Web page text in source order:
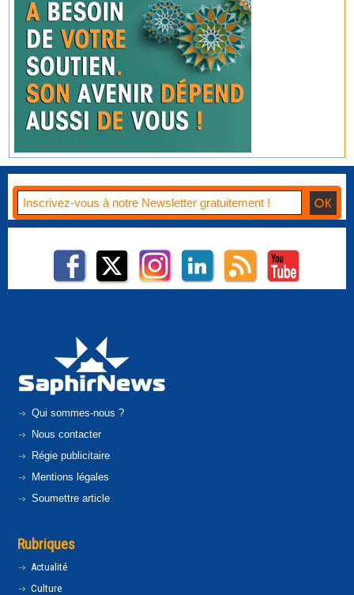
Qui sommes-nous ?
Nous contacter
Régie publicitaire
Mentions légales
Soumettre article
Rubriques
Actualité
Culture